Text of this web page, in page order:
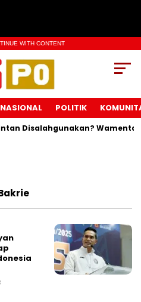
WITH CONTENT
NASIONAL POLITIK
Disalahgunakan?